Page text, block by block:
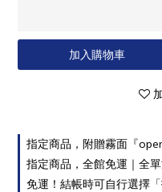
指定商品，附贈霧面『
指定商品，全館免運｜全
免運！結帳時可自行選擇「
加入購物車